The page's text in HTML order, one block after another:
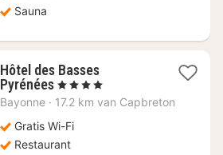
Sauna
Hôtel des Basses
Pyrénées1
nacht
€
175,86
, 4 Sterren
Bayonne · 17.2 km van Capbreton
Gratis Wi-Fi
Restaurant